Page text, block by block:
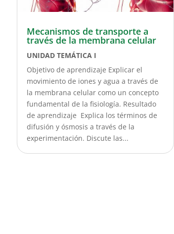
Mecanismos de transporte a
través de la membrana celular
UNIDAD TEMÁTICA I
Objetivo de aprendizaje Explicar el
movimiento de iones y agua a través de
la membrana celular como un concepto
fundamental de la fisiología. Resultado
de aprendizaje Explica los términos de
difusión y ósmosis a través de la
experimentación. Discute las...